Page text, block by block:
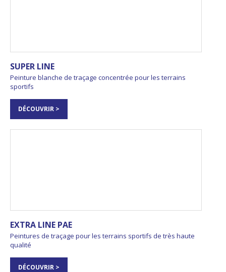
SUPER LINE
Peinture blanche de traçage concentrée pour les terrains
sportifs
DÉCOUVRIR >
EXTRA LINE PAE
Peintures de traçage pour les terrains sportifs de très haute
qualité
DÉCOUVRIR >